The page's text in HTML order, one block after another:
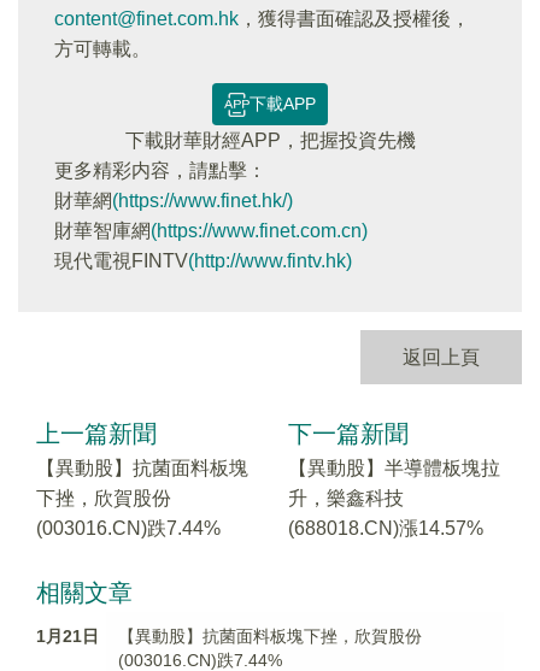
content@finet.com.hk ，獲得書面確認及授權後，
方可轉載。
下載APP
下載財華財經APP，把握投資先機
更多精彩内容，請點擊：
財華網(https://www.finet.hk/)
財華智庫網(https://www.finet.com.cn)
現代電視FINTV(http://www.fintv.hk)
返回上頁
上一篇新聞
【異動股】抗菌面料板塊
下挫，欣賀股份
(003016.CN)跌7.44%
下一篇新聞
【異動股】半導體板塊拉
升，樂鑫科技
(688018.CN)漲14.57%
相關文章
1月21日
【異動股】抗菌面料板塊下挫，欣賀股份
(003016.CN)跌7.44%